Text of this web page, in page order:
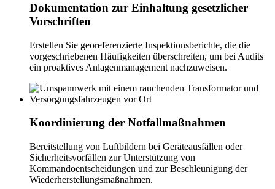
Dokumentation zur Einhaltung gesetzlicher
Vorschriften
Erstellen Sie georeferenzierte Inspektionsberichte, die die
vorgeschriebenen Häufigkeiten überschreiten, um bei Audits
ein proaktives Anlagenmanagement nachzuweisen.
Koordinierung der Notfallmaßnahmen
Bereitstellung von Luftbildern bei Geräteausfällen oder
Sicherheitsvorfällen zur Unterstützung von
Kommandoentscheidungen und zur Beschleunigung der
Wiederherstellungsmaßnahmen.